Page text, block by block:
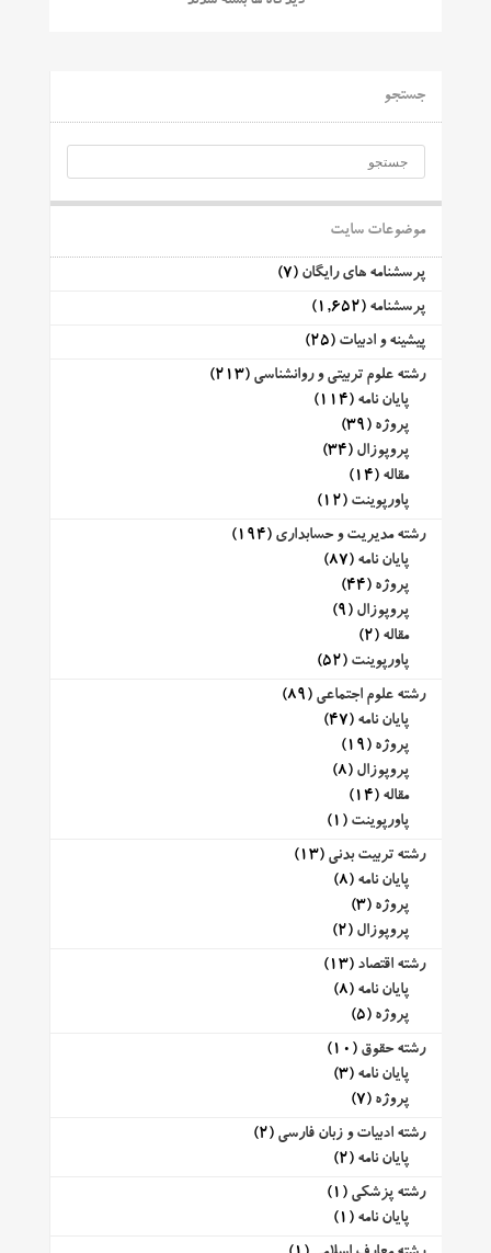
جستجو
موضوعات سایت
پرسشنامه های رایگان (7)
پرسشنامه (1,652)
پیشینه و ادبیات (25)
رشته علوم تربیتی و روانشناسی (213)
پایان نامه (114)
پروژه (39)
پروپوزال (34)
مقاله (14)
پاورپوینت (12)
رشته مدیریت و حسابداری (194)
پایان نامه (87)
پروژه (44)
پروپوزال (9)
مقاله (2)
پاورپوینت (52)
رشته علوم اجتماعی (89)
پایان نامه (47)
پروژه (19)
پروپوزال (8)
مقاله (14)
پاورپوینت (1)
رشته تربیت بدنی (13)
پایان نامه (8)
پروژه (3)
پروپوزال (2)
رشته اقتصاد (13)
پایان نامه (8)
پروژه (5)
رشته حقوق (10)
پایان نامه (3)
پروژه (7)
رشته ادبیات و زبان فارسی (2)
پایان نامه (2)
رشته پزشکی (1)
پایان نامه (1)